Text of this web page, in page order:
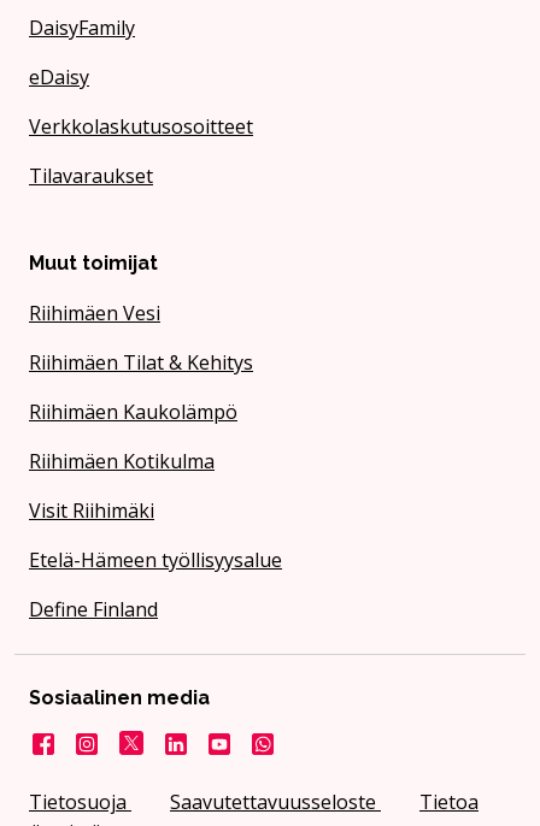
DaisyFamily
eDaisy
Verkkolaskutusosoitteet
Tilavaraukset
Muut toimijat
Riihimäen Vesi
Riihimäen Tilat & Kehitys
Riihimäen Kaukolämpö
Riihimäen Kotikulma
Visit Riihimäki
Etelä-Hämeen työllisyysalue
Define Finland
Tietosuoja Saavutettavuusseloste
Tietoa
Sosiaalinen media
FacebookInstagram
X LinkedInYouTubeKaupunki WhatsApissa